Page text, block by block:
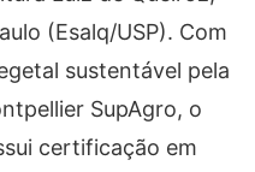
(Esalq/USP). Com
sustentável pela
SupAgro, o
certificação em